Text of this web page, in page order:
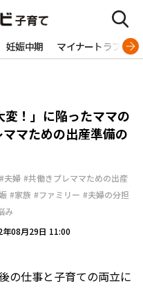
妊娠中期 マイナートラブル
変！」に陥ったママの
マための出産準備の
#夫婦 #共働きプレママための出産
#家族 #ファミリー #夫婦の分担
み
年08月29日 11:00
の仕事と子育ての両立に